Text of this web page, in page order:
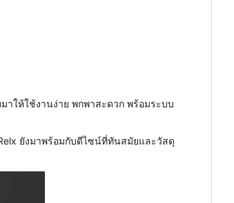
ให้ใช้งานง่าย พกพาสะดวก พร้อมระบบ
ยังมาพร้อมกับดีไซน์ที่ทันสมัยและวัสดุ